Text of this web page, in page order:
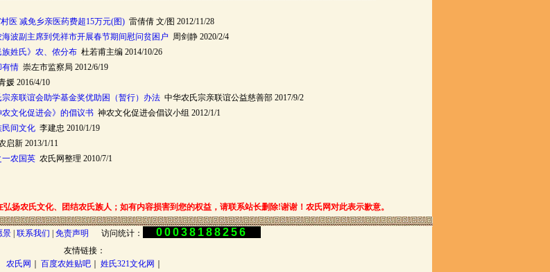
医 减免乡亲医药费超15万元(图)雷倩倩 文/图 2012/11/28
波副主席到凭祥市开展春节期间慰问贫困户 周剑静 2020/2/4
族姓氏》农、侬分布杜若甫主编 2014/10/26
有情崇左市监察局 2012/6/19
媛 2016/4/10
宗亲联谊会助学基金奖优助困（暂行）办法中华农氏宗亲联谊公益慈善部 2017/9/2
文化促进会》的倡议书神农文化促进会倡议小组 2012/1/1
间文化李建忠 2010/1/19
启新 2013/1/11
农国英农氏网整理 2010/7/1
扬农氏文化、团结农氏族人；如有内容损害到您的权益，请联系站长删除!谢谢！农氏网对此表示歉意。
景| 联系我们 免责声明 访问统计： 00038188256
友情链接：
农氏网
百度农姓贴吧｜ 姓氏321文化网